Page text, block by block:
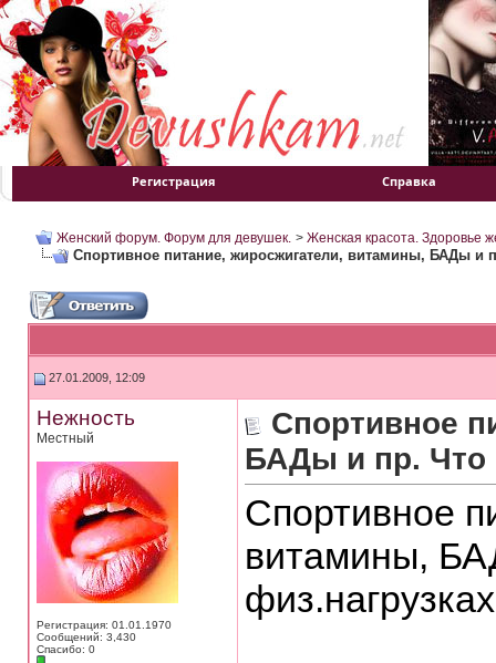
Регистрация Справка
Женский форум. Форум для девушек. > Женская красота. Здоровье
Спортивное питание, жиросжигатели, витамины, БАДы и
27.01.2009, 12:09
Нежность
Местный
Регистрация: 01.01.1970
Сообщений: 3,430
Спасибо: 0
Спортивное
БАДы и пр. Что
Спортивное
витамины,